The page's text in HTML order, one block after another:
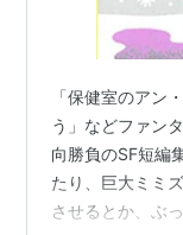
「保健室のアン
う」などファン
向勝負のSF短編
たり、巨大ミミ
させるとか、ぶ